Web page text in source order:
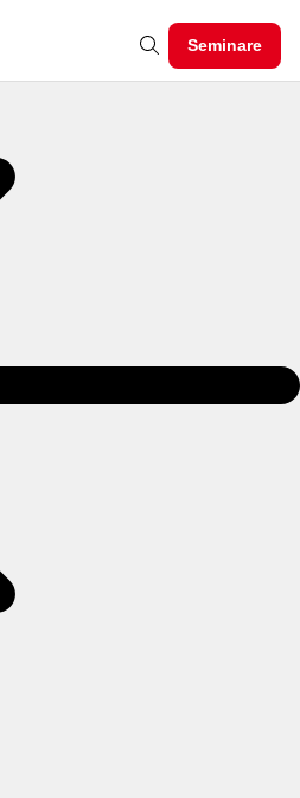
Seminare